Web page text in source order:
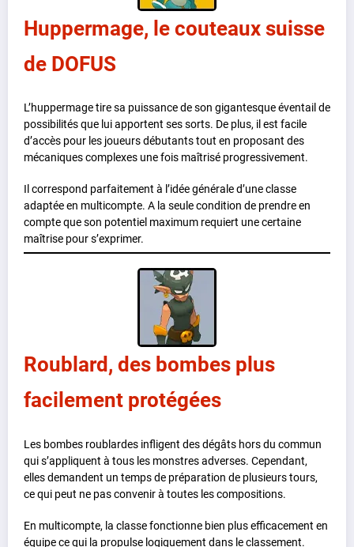
Huppermage, le couteaux suisse
de DOFUS
L’huppermage tire sa puissance de son gigantesque éventail de
possibilités que lui apportent ses sorts. De plus, il est facile
d’accès pour les joueurs débutants tout en proposant des
mécaniques complexes une fois maîtrisé progressivement.
Il correspond parfaitement à l’idée générale d’une classe
adaptée en multicompte. A la seule condition de prendre en
compte que son potentiel maximum requiert une certaine
maîtrise pour s’exprimer.
Roublard, des bombes plus
facilement protégées
Les bombes roublardes infligent des dégâts hors du commun
qui s’appliquent à tous les monstres adverses. Cependant,
elles demandent un temps de préparation de plusieurs tours,
ce qui peut ne pas convenir à toutes les compositions.
En multicompte, la classe fonctionne bien plus efficacement en
équipe ce qui la propulse logiquement dans le classement.